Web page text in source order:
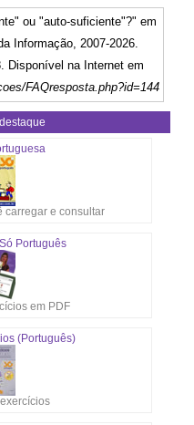
ou "auto-suficiente"?" em
Informação, 2007-2026.
Disponível na Internet em
FAQresposta.php?id=144
carregar e consultar
Português
em PDF
(Português)